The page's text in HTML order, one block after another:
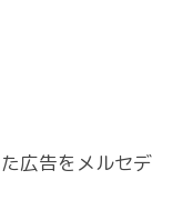
広告をメルセデ